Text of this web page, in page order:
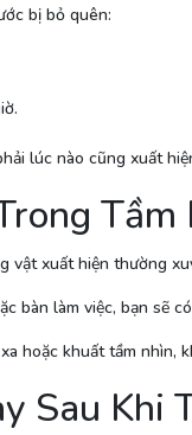
bị bỏ quên:
lúc nào cũng xuất
Tầm
vật xuất hiện thường
bàn làm việc, bạn sẽ
hoặc khuất tầm nhìn,
Sau Khi